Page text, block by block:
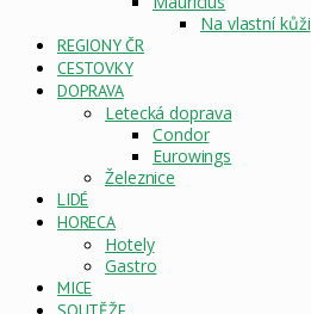
Na vlastní kůži
REGIONY ČR
CESTOVKY
DOPRAVA
Letecká doprava
Condor
Eurowings
Železnice
LIDÉ
HORECA
Hotely
Gastro
MICE